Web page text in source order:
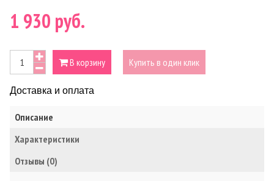
1 930 руб.
В корзину Купить в один клик
Доставка и оплата
Описание
Характеристики
Отзывы (0)